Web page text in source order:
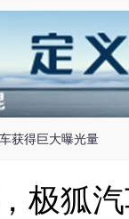
获得巨大曝光量
极狐